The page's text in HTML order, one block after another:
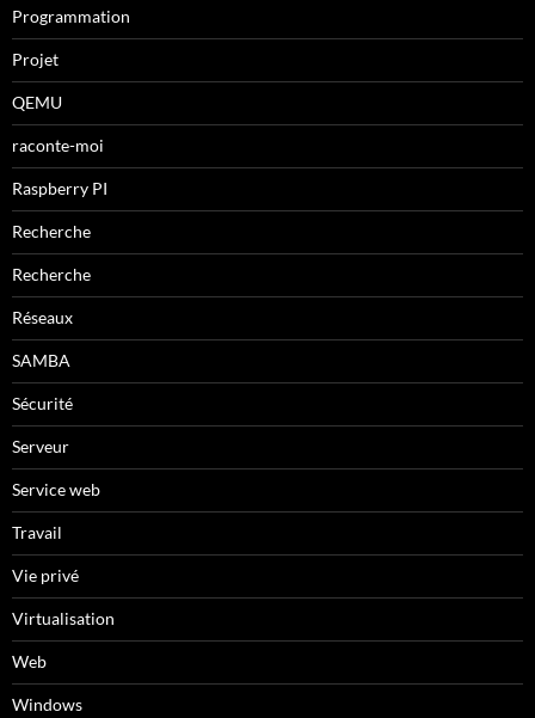
Programmation
Projet
QEMU
raconte-moi
Raspberry PI
Recherche
Recherche
Réseaux
SAMBA
Sécurité
Serveur
Service web
Travail
Vie privé
Virtualisation
Web
Windows